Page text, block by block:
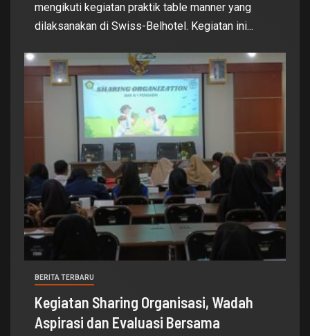
mengikuti kegiatan praktik table manner yang
dilaksanakan di Swiss-Belhotel. Kegiatan ini...
BERITA TERBARU
Kegiatan Sharing Organisasi, Wadah
Aspirasi dan Evaluasi Bersama